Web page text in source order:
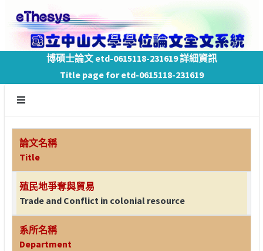
博碩士論文 etd-0615118-231619 詳細資訊
Title page for etd-0615118-231619
論文名稱
Title
殖民地爭奪與貿易
Trade and Conflict in colonial resource
系所名稱
Department